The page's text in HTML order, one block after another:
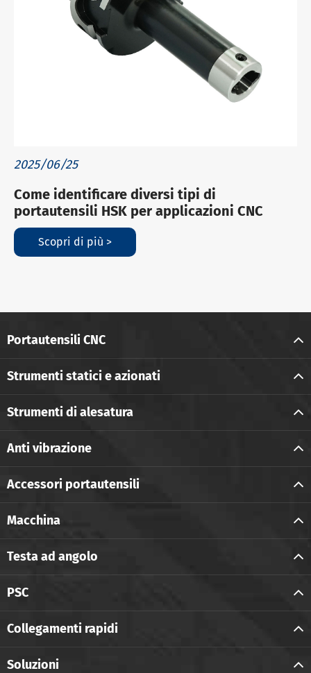
2025/06/25
Come identificare diversi tipi di
portautensili HSK per applicazioni CNC
Scopri di più >
Portautensili CNC
Strumenti statici e azionati
Strumenti di alesatura
Anti vibrazione
Accessori portautensili
Macchina
Testa ad angolo
PSC
Collegamenti rapidi
Soluzioni